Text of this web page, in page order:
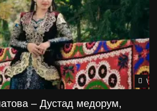
– Дустад медорум,